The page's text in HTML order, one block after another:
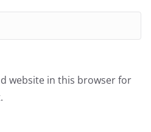
website in this browser for